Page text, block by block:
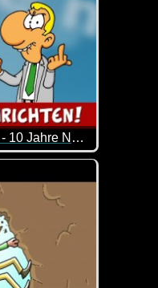
Ruthe.de - Nachrichten - 10 Jahre Nachrichten
Eckermann